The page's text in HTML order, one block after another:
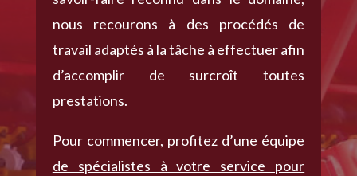
nous recourons à des procédés de
travail adaptés à la tâche à effectuer afin
d’accomplir de surcroît toutes
prestations.
Pour commencer, profitez d’une équipe
de spécialistes à votre service pour